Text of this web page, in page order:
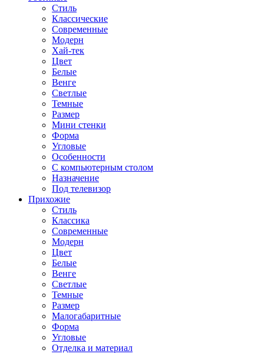
Стиль
Классические
Современные
Модерн
Хай-тек
Цвет
Белые
Венге
Светлые
Темные
Размер
Мини стенки
Форма
Угловые
Особенности
С компьютерным столом
Назначение
Под телевизор
Прихожие
Стиль
Классика
Современные
Модерн
Цвет
Белые
Венге
Светлые
Темные
Размер
Малогабаритные
Форма
Угловые
Отделка и материал